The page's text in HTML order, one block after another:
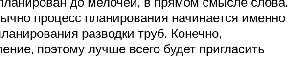
процесс планирования начинается именно
разводки труб. Конечно,
поэтому лучше всего будет пригласить